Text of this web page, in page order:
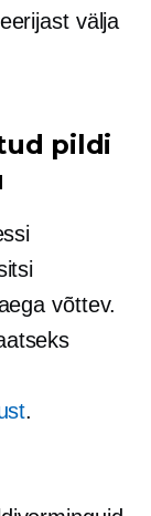
välja
pildi
võttev.
.